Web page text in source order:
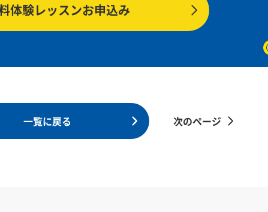
体験レッスンお申込み
一覧に戻る 次のページ